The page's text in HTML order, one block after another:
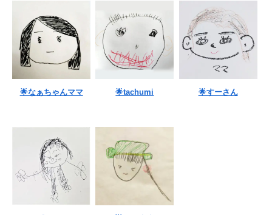
🌟なぁちゃんママ 🌟tachumi 🌟すーさん